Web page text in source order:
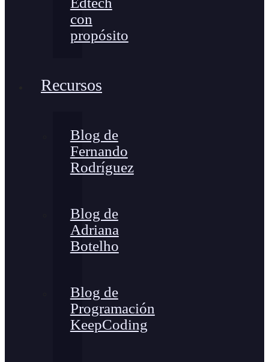
con
propósito
Recursos
Blog de
Fernando
Rodríguez
Blog de
Adriana
Botelho
Blog de
Programación
KeepCoding